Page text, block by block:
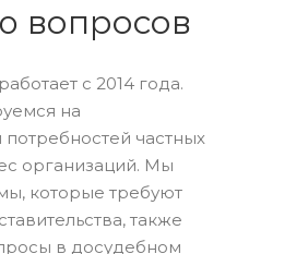
вопросов
с 2014 года.
на
частных
организаций. Мы
которые требуют
также
в досудебном